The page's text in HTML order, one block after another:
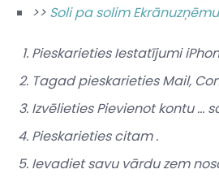
>> Soli pa solim
PieskarietiesIestatījumi
Tagad pieskarietiesMail,
IzvēlietiesPievienot kontu ...
Pieskarietiescitam.
Ievadiet savu vārdu zem